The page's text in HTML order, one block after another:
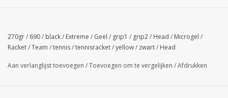
Kleur tennisracket: Zwart/Geel
Rackets worden geleverd exclusief bespanning. Indien gewenst
270gr/ 690/ black/ Extreme / Geel / grip1 / grip2/ Head / Microgel /
Racket/Team /tennis/tennisracket/yellow/ zwart/ Head
Aan verlanglijst toevoegen /Toevoegen om te vergelijken /Afdrukken